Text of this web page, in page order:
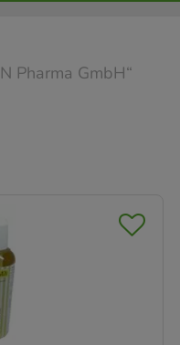
Pharma GmbH“